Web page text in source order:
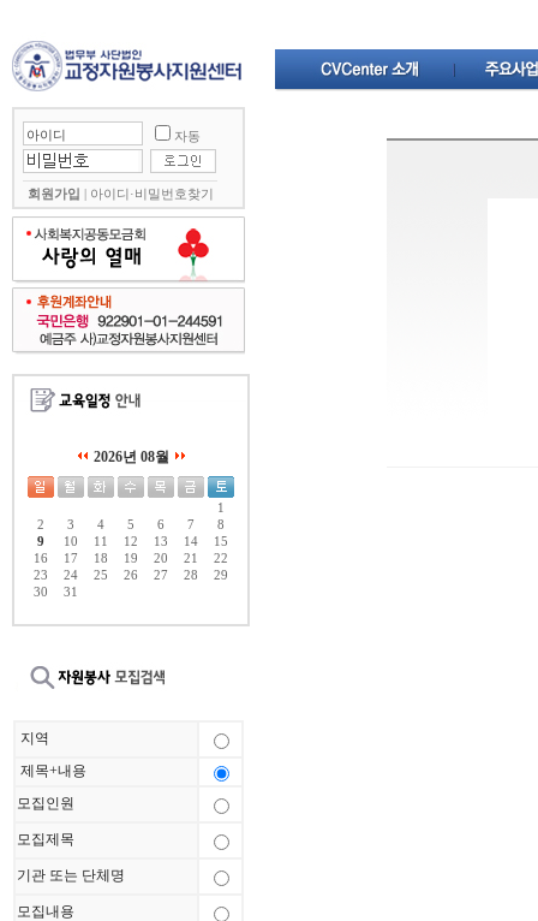
자동
회원가입 아이디·비밀번호찾기
2026년 08월
1
2
3 4 5 6 7
8
9
10 11 12 13 14
15
16
17 18 19 20 21
22
23
24 25 26 27 28
29
30
31
지역
제목+내용
모집인원
모집제목
기관 또는 단체명
모집내용